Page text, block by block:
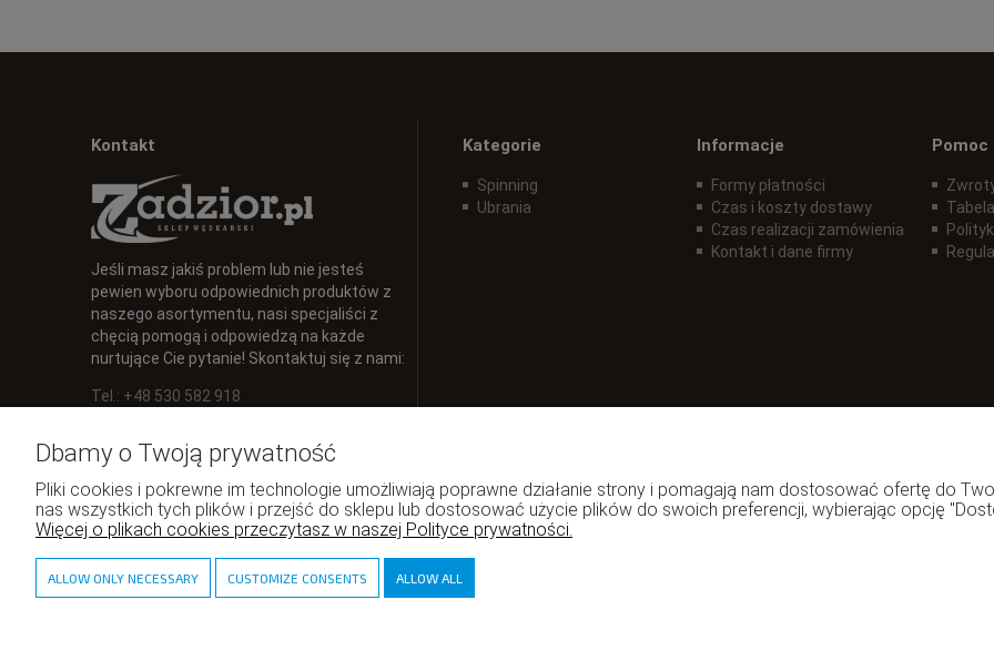
Kontakt
Jeśli masz jakiś problem lub nie jesteś
pewien wyboru odpowiednich produktów z
naszego asortymentu, nasi specjaliści z
chęcią pomogą i odpowiedzą na każde
nurtujące Cie pytanie! Skontaktuj się z nami:
Tel.: +48 530 582 918
Kategorie
Spinning
Ubrania
Informacje
Formy płatności
Czas i koszty dostawy
Czas realizacji zamówienia
Kontakt i dane firmy
Pomoc
Dbamy o Twoją prywatność
Pliki cookies i pokrewne im technologie umożliwiają poprawne działanie strony i pomagają nam dostosować ofertę do
nas wszystkich tych plików i przejść do sklepu lub dostosować użycie plików do swoich preferencji, wybierając opcję
Więcej o plikach cookies przeczytasz w naszej Polityce prywatności.
ALLOW ONLY NECESSARY CUSTOMIZE CONSENTS ALLOW ALL